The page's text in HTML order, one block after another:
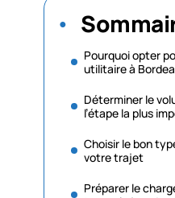
Pourquoi opter
utilitaire à
Déterminer le
l’étape la plus
Choisir le bon
votre trajet
Préparer le